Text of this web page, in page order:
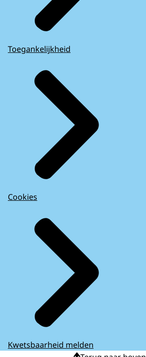
Toegankelijkheid
Cookies
Kwetsbaarheid melden